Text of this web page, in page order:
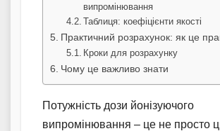
випромінювання
Таблиця: коефіцієнти якості
Практичний розрахунок: як це
Кроки для розрахунку
Чому це важливо знати
Потужність дози йонізуючого
випромінювання – це не просто